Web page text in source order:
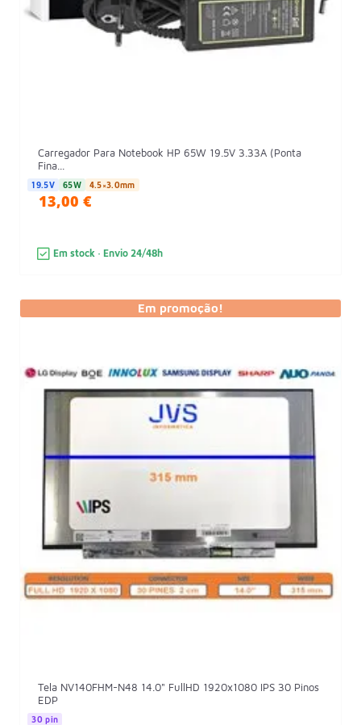
Carregador Para Notebook HP 65W 19.5V 3.33A (Ponta
Fina...
19.5V 65W 4.5×3.0mm
13,00 €
Em stock · Envio 24/48h
Tela NV140FHM-N48 14.0" FullHD 1920x1080 IPS 30 Pinos
EDP
30 pin
Em promoção!